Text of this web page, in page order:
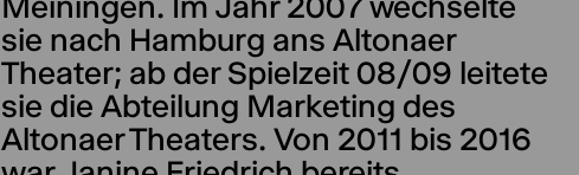
sie nach Hamburg ans Altonaer
Theater; ab der Spielzeit 08/09 leitete
sie die Abteilung Marketing des
Altonaer Theaters. Von 2011 bis 2016